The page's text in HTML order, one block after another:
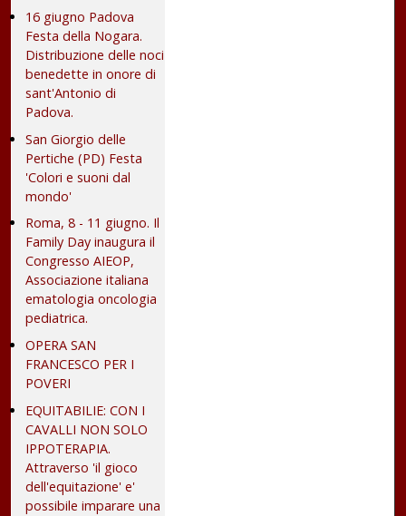
16 giugno Padova
Festa della Nogara.
Distribuzione delle noci
benedette in onore di
sant'Antonio di
Padova.
San Giorgio delle
Pertiche (PD) Festa
'Colori e suoni dal
mondo'
Roma, 8 - 11 giugno. Il
Family Day inaugura il
Congresso AIEOP,
Associazione italiana
ematologia oncologia
pediatrica.
OPERA SAN
FRANCESCO PER I
POVERI
EQUITABILIE: CON I
CAVALLI NON SOLO
IPPOTERAPIA.
Attraverso 'il gioco
dell'equitazione' e'
possibile imparare una